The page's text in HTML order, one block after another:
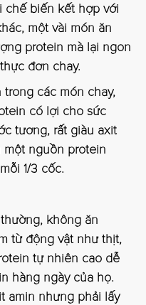
chế biến kết hợp với
một vài món ăn
protein mà lại ngon
đơn chay.
các món chay,
có lợi cho sức
tương, rất giàu axit
một nguồn protein
1/3 cốc.
không ăn
từ động vật như thịt,
tự nhiên cao dễ
hàng ngày của họ.
amin nhưng phải lấy